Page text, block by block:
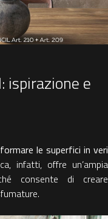
ispirazione e
le superfici in veri
infatti, offre un’ampia
consente di creare